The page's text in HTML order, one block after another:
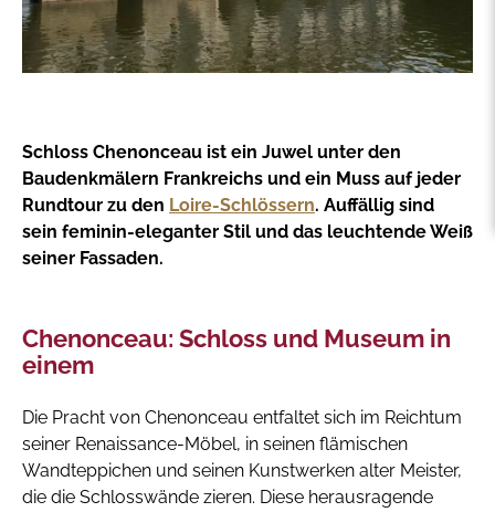
Schloss Chenonceau ist ein Juwel unter den
Baudenkmälern Frankreichs und ein Muss auf jeder
Rundtour zu den Loire-Schlössern. Auffällig sind
sein feminin-eleganter Stil und das leuchtende Weiß
seiner Fassaden.
Chenonceau: Schloss und Museum in
einem
Die Pracht von Chenonceau entfaltet sich im Reichtum
seiner Renaissance-Möbel, in seinen flämischen
Wandteppichen und seinen Kunstwerken alter Meister,
die die Schlosswände zieren. Diese herausragende